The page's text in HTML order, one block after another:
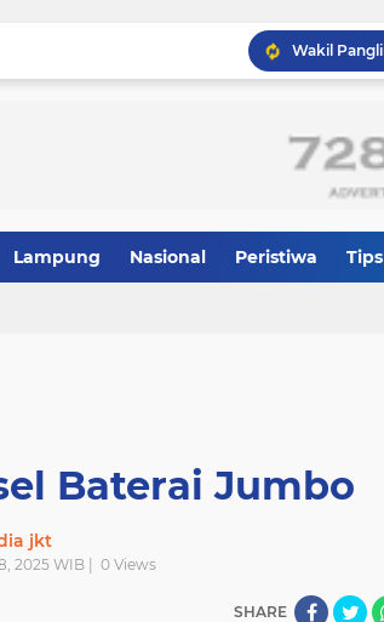
Lampung Nasional Peristiwa Tips
Baterai Jumbo
jkt
2025 WIB | 0 Views
SHARE